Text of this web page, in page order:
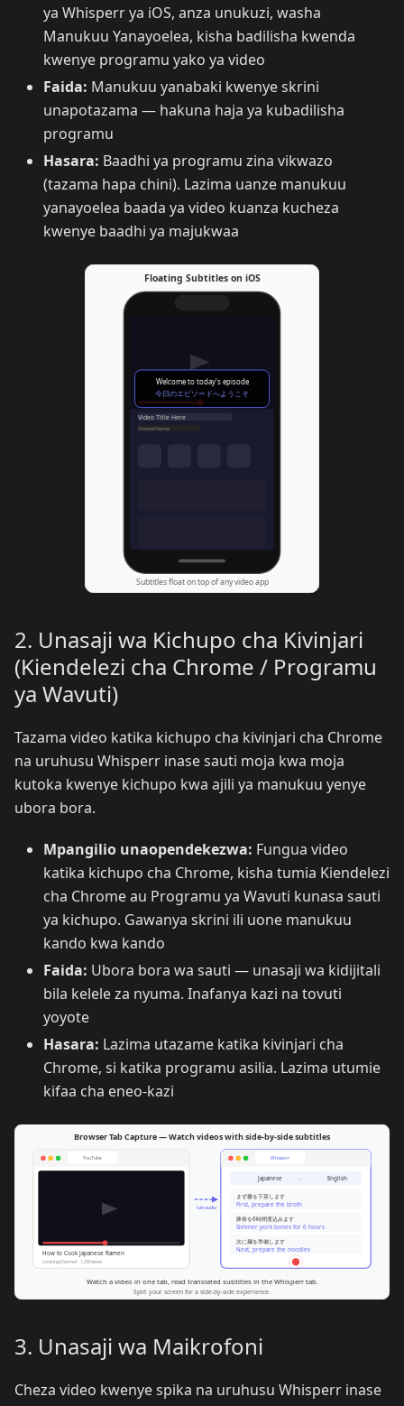
ya Whisperr ya iOS, anza unukuzi, washa
Manukuu Yanayoelea, kisha badilisha kwenda
kwenye programu yako ya video
Faida: Manukuu yanabaki kwenye skrini
unapotazama — hakuna haja ya kubadilisha
programu
Hasara: Baadhi ya programu zina vikwazo
(tazama hapa chini). Lazima uanze manukuu
yanayoelea baada ya video kuanza kucheza
kwenye baadhi ya majukwaa
2. Unasaji wa Kichupo cha Kivinjari
(Kiendelezi cha Chrome / Programu
ya Wavuti)
Tazama video katika kichupo cha kivinjari cha Chrome
na uruhusu Whisperr inase sauti moja kwa moja
kutoka kwenye kichupo kwa ajili ya manukuu yenye
ubora bora.
Mpangilio unaopendekezwa: Fungua video
katika kichupo cha Chrome, kisha tumia Kiendelezi
cha Chrome au Programu ya Wavuti kunasa sauti
ya kichupo. Gawanya skrini ili uone manukuu
kando kwa kando
Faida: Ubora bora wa sauti — unasaji wa kidijitali
bila kelele za nyuma. Inafanya kazi na tovuti
yoyote
Hasara: Lazima utazame katika kivinjari cha
Chrome, si katika programu asilia. Lazima utumie
kifaa cha eneo-kazi
3. Unasaji wa Maikrofoni
Cheza video kwenye spika na uruhusu Whisperr inase